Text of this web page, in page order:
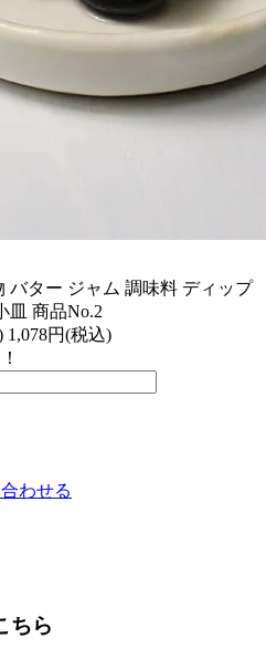
バター ジャム 調味料 ディップ
皿 商品No.2
1,078円(税込)
わせる
ちら